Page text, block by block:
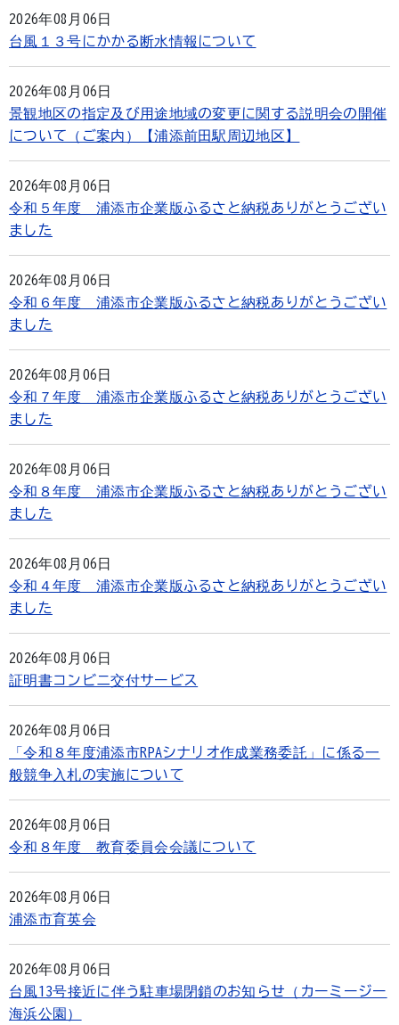
2026年08月06日
台風１３号にかかる断水情報について
2026年08月06日
景観地区の指定及び用途地域の変更に関する説明会の開催
について（ご案内）【浦添前田駅周辺地区】
2026年08月06日
令和５年度 浦添市企業版ふるさと納税ありがとうござい
ました
2026年08月06日
令和６年度 浦添市企業版ふるさと納税ありがとうござい
ました
2026年08月06日
令和７年度 浦添市企業版ふるさと納税ありがとうござい
ました
2026年08月06日
令和８年度 浦添市企業版ふるさと納税ありがとうござい
ました
2026年08月06日
令和４年度 浦添市企業版ふるさと納税ありがとうござい
ました
2026年08月06日
証明書コンビニ交付サービス
2026年08月06日
「令和８年度浦添市RPAシナリオ作成業務委託」に係る一
般競争入札の実施について
2026年08月06日
令和８年度 教育委員会会議について
2026年08月06日
浦添市育英会
2026年08月06日
台風13号接近に伴う駐車場閉鎖のお知らせ（カーミージー
海浜公園）